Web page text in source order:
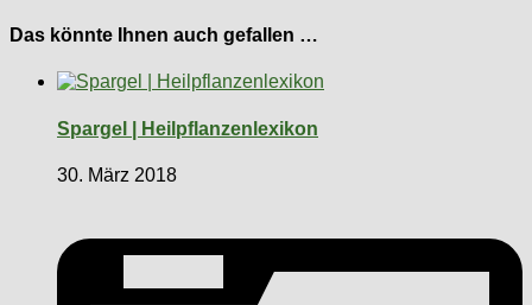
Das könnte Ihnen auch gefallen …
Spargel | Heilpflanzenlexikon
30. März 2018